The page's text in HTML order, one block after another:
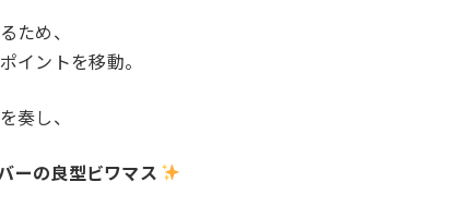
ため、
イントを移動。
奏し、
ーの良型ビワマス